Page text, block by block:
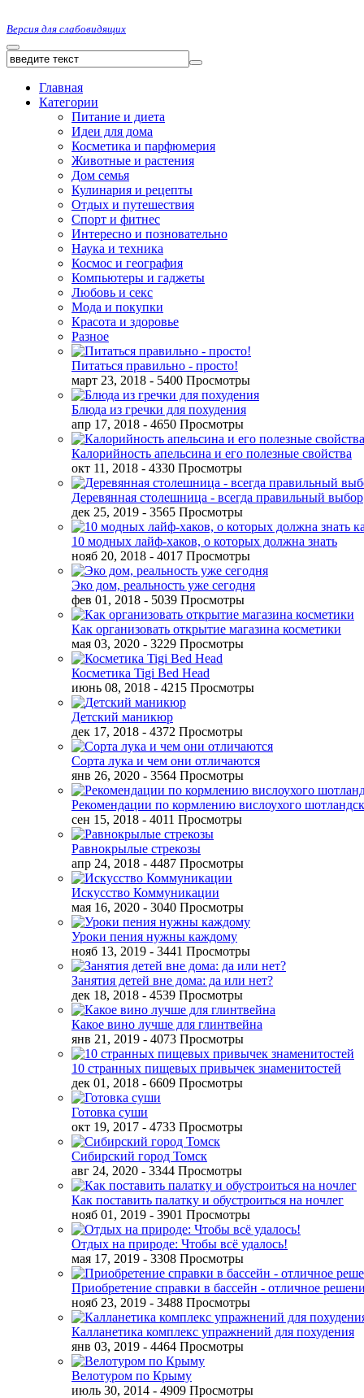
Версия для слабовидящих
Главная
Категории
Питание и диета
Идеи для дома
Косметика и парфюмерия
Животные и растения
Дом семья
Кулинария и рецепты
Отдых и путешествия
Спорт и фитнес
Интересно и позновательно
Наука и техника
Космос и география
Компьютеры и гаджеты
Любовь и секс
Мода и покупки
Красота и здоровье
Разное
Питаться правильно - просто!
март 23, 2018 - 5400 Просмотры
Блюда из гречки для похудения
апр 17, 2018 - 4650 Просмотры
Калорийность апельсина и его полезные свойства
окт 11, 2018 - 4330 Просмотры
Деревянная столешница - всегда правильный выбор
дек 25, 2019 - 3565 Просмотры
10 модных лайф-хаков, о которых должна знать
нояб 20, 2018 - 4017 Просмотры
Эко дом, реальность уже сегодня
фев 01, 2018 - 5039 Просмотры
Как организовать открытие магазина косметики
мая 03, 2020 - 3229 Просмотры
Косметика Tigi Bed Head
июнь 08, 2018 - 4215 Просмотры
Детский маникюр
дек 17, 2018 - 4372 Просмотры
Сорта лука и чем они отличаются
янв 26, 2020 - 3564 Просмотры
Рекомендации по кормлению вислоухого
сен 15, 2018 - 4011 Просмотры
Равнокрылые стрекозы
апр 24, 2018 - 4487 Просмотры
Искусство Коммуникации
мая 16, 2020 - 3040 Просмотры
Уроки пения нужны каждому
нояб 13, 2019 - 3441 Просмотры
Занятия детей вне дома: да или нет?
дек 18, 2018 - 4539 Просмотры
Какое вино лучше для глинтвейна
янв 21, 2019 - 4073 Просмотры
10 странных пищевых привычек знаменитостей
дек 01, 2018 - 6609 Просмотры
Готовка суши
окт 19, 2017 - 4733 Просмотры
Сибирский город Томск
авг 24, 2020 - 3344 Просмотры
Как поставить палатку и обустроиться на ночлег
нояб 01, 2019 - 3901 Просмотры
Отдых на природе: Чтобы всё удалось!
мая 17, 2019 - 3308 Просмотры
Приобретение справки в бассейн - отличное
нояб 23, 2019 - 3488 Просмотры
Калланетика комплекс упражнений для похудения
янв 03, 2019 - 4464 Просмотры
Велотуром по Крыму
июль 30, 2014 - 4909 Просмотры